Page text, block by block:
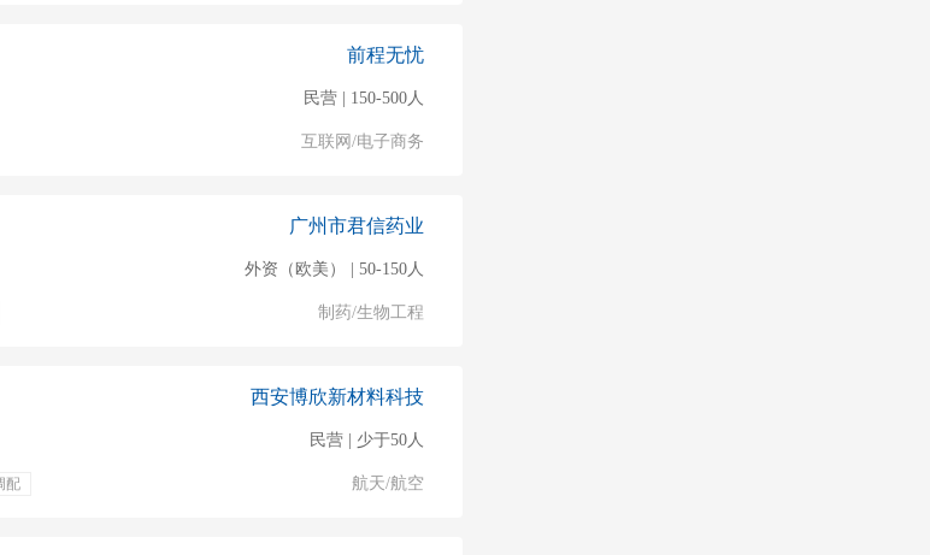
前程无忧
民营 | 150-500人
互联网/电子商务
广州市君信药业
外资（欧美） | 50-150人
制药/生物工程
配
西安博欣新材料科技
民营 | 少于50人
航天/航空